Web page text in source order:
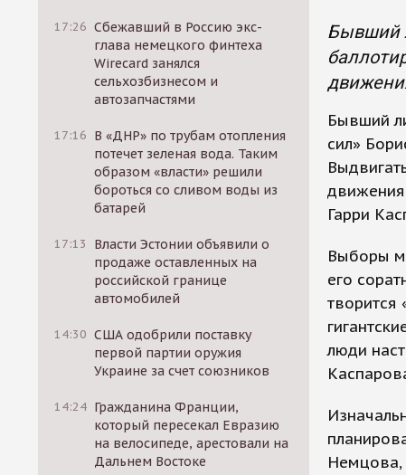
17:26 Сбежавший в Россию экс-
глава немецкого финтеха
Wirecard занялся
сельхозбизнесом и
автозапчастями
17:16 В «ДНР» по трубам отопления
потечет зеленая вода. Таким
образом «власти» решили
бороться со сливом воды из
батарей
17:13
Власти Эстонии объявили о
продаже оставленных на
российской границе
автомобилей
14:30 США одобрили поставку
первой партии оружия
Украине за счет союзников
14:24 Гражданина Франции,
который пересекал Евразию
на велосипеде, арестовали на
Дальнем Востоке
Бывший
Бывший
сил»
движения
Гарри
Выборы
его
творится
люди
Немцова,